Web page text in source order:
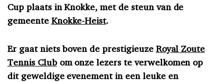
Cup plaats in Knokke, met de steun van de
gemeente Knokke-Heist.
Er gaat niets boven de prestigieuze Royal Zoute
Tennis Clubom onze lezers te verwelkomen op
dit geweldige evenement in een leuke en